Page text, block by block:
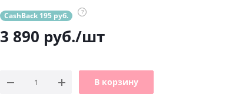
CashBack 195 руб. ?
3 890 руб./шт
В корзину